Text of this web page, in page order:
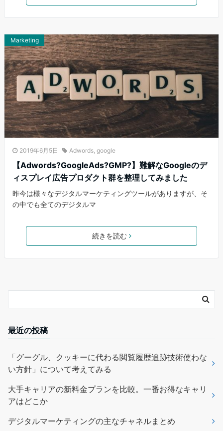
Marketing
2019年6月5日 Adwords google
【Adwords?GoogleAds?GMP?】難解なGoogleのデ
ィスプレイ広告プロダクト群を整理してみました
昨今は様々なデジタルマーケティングツールがありますが、そ
の中でも全てのデジタルマ
続きを読む
最近の投稿
「グーグル、クッキーに代わる閲覧履歴追跡技術使わな
い方針」について考えてみる
大手キャリアの新料金プランを比較。一番お得なキャリ
アはどこか
デジタルマーケティングの主なチャネルまとめ